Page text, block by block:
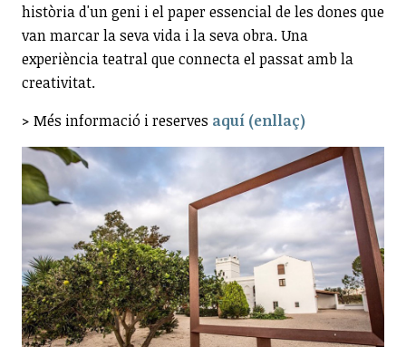
història d'un geni i el paper essencial de les dones que
van marcar la seva vida i la seva obra. Una
experiència teatral que connecta el passat amb la
creativitat.
> Més informació i reserves aquí (enllaç)